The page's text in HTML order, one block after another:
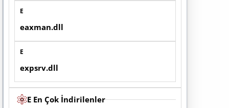
E
eaxman.dll
E
expsrv.dll
E En Çok İndirilenler